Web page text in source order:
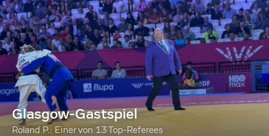
Glasgow-Gastspiel
Roland P.: Einer von 13 Top-Referees